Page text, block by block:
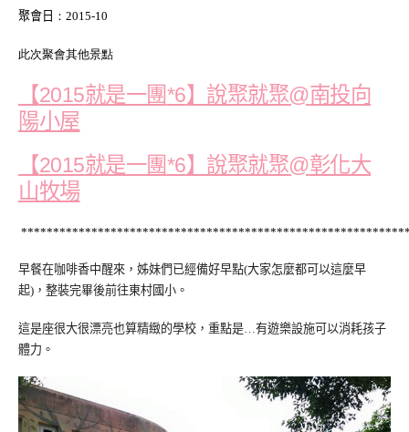
聚會日 ： 2015-10
此次聚會其他景點
【2015就是一團*6】說聚就聚@南投向
陽小屋
【2015就是一團*6】說聚就聚@彰化大
山牧場
********************************************************
早餐在咖啡香中醒來，姊妹們已經備好早點(大家怎麼都可以這麼早
起) ，整裝完畢後前往東村國小。
這是座很大很漂亮也算精緻的學校，重點是…有遊樂設施可以消耗孩子
體力。